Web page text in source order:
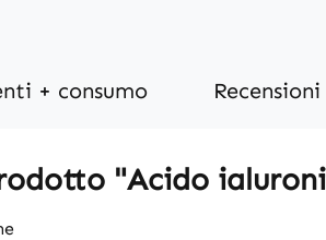
+ consumo Recensioni
"Acido